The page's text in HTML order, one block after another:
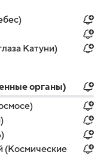
Катуни)
органы)
(Космические